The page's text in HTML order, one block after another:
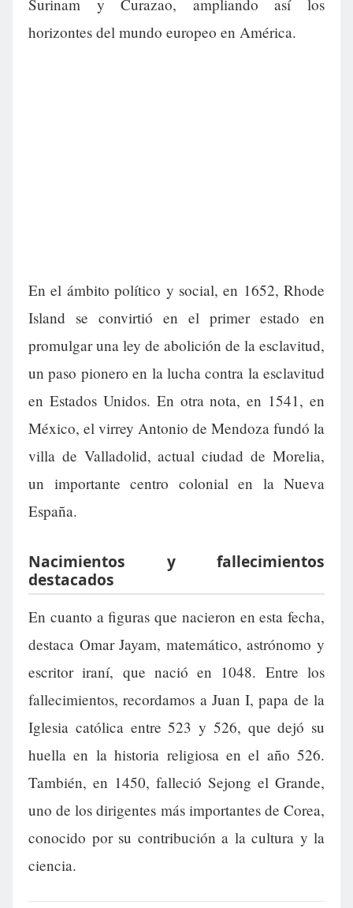
Surinam y Curazao, ampliando así los
horizontes del mundo europeo en América.
En el ámbito político y social, en 1652, Rhode
Island se convirtió en el primer estado en
promulgar una ley de abolición de la esclavitud,
un paso pionero en la lucha contra la esclavitud
en Estados Unidos. En otra nota, en 1541, en
México, el virrey Antonio de Mendoza fundó la
villa de Valladolid, actual ciudad de Morelia,
un importante centro colonial en la Nueva
España.
Nacimientos y fallecimientos
destacados
En cuanto a figuras que nacieron en esta fecha,
destaca Omar Jayam, matemático, astrónomo y
escritor iraní, que nació en 1048. Entre los
fallecimientos, recordamos a Juan I, papa de la
Iglesia católica entre 523 y 526, que dejó su
huella en la historia religiosa en el año 526.
También, en 1450, falleció Sejong el Grande,
uno de los dirigentes más importantes de Corea,
conocido por su contribución a la cultura y la
ciencia.